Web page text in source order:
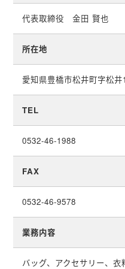
代表取締役 金田 賢也
所在地
愛知県豊橋市松井町字松
TEL
0532-46-1988
FAX
0532-46-9578
業務内容
バッグ、アクセサリー、